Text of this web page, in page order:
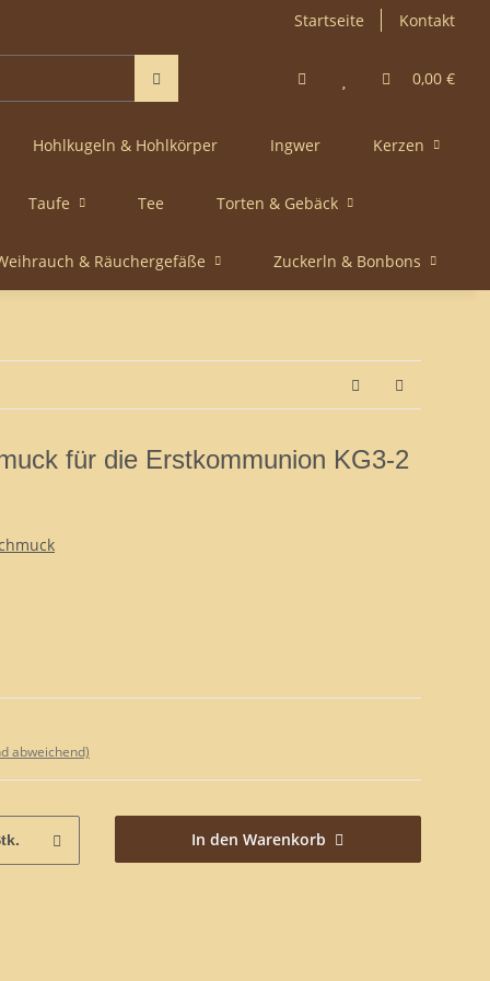
Startseite Kontakt
0,00 €
Hohlkugeln & Hohlkörper Ingwer Kerzen
Taufe Tee Torten & Gebäck
& Räuchergefäße Zuckerln & Bonbons
für die Erstkommunion KG3-2
abweichend)
In den Warenkorb